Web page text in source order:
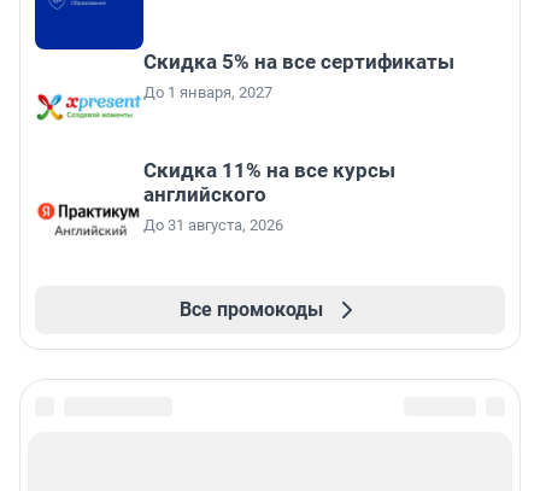
Скидка 5% на все сертификаты
До 1 января, 2027
Скидка 11% на все курсы
английского
До 31 августа, 2026
Все промокоды